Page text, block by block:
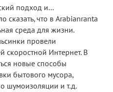
подход и…
что в Arabianranta
среда для жизни.
провели
скоростной Интернет. В
новые способы
бытового мусора,
шумоизоляции и т.д.